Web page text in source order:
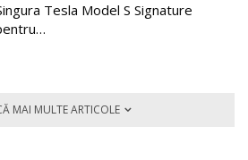
Tesla Model S Signature
MAI MULTE ARTICOLE